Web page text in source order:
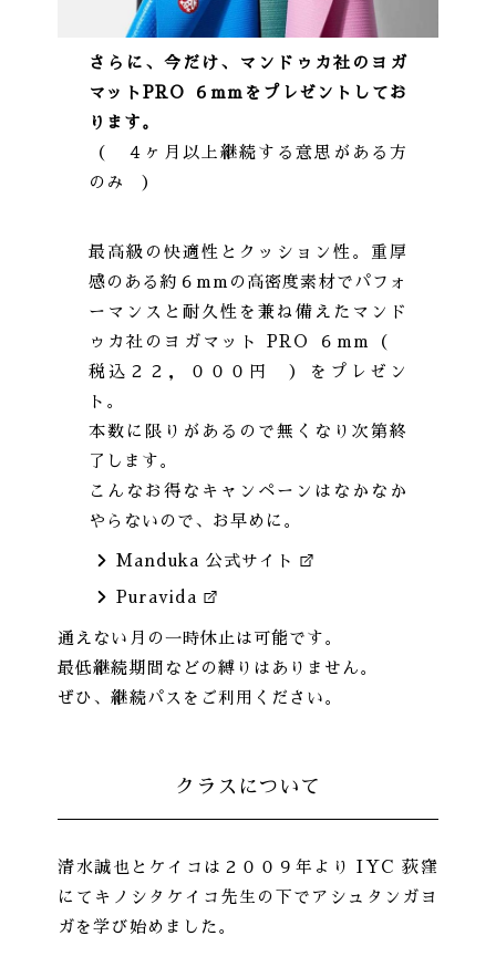
さらに、今だけ、マンドゥカ社のヨガ
マットPRO ６mmをプレゼントしてお
ります。
（ ４ヶ月以上継続する意思がある方
のみ ）
最高級の快適性とクッション性。重厚
感のある約６mmの高密度素材でパフォ
ーマンスと耐久性を兼ね備えたマンド
ゥカ社のヨガマット PRO ６mm（
税込２２，０００円 ）をプレゼン
ト。
本数に限りがあるので無くなり次第終
了します。
こんなお得なキャンペーンはなかなか
やらないので、お早めに。
Manduka 公式サイト
Puravida
通えない月の一時休止は可能です。
最低継続期間などの縛りはありません。
ぜひ、継続パスをご利用ください。
クラスについて
清水誠也とケイコは２００９年より IYC 荻窪
にてキノシタケイコ先生の下でアシュタンガヨ
ガを学び始めました。